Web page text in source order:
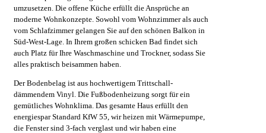
umzusetzen. Die offene Küche erfüllt die Ansprüche an
moderne Wohnkonzepte. Sowohl vom Wohnzimmer als auch
vom Schlafzimmer gelangen Sie auf den schönen Balkon in
Süd-West-Lage. In Ihrem großen schicken Bad findet sich
auch Platz für Ihre Waschmaschine und Trockner, sodass Sie
alles praktisch beisammen haben.
Der Bodenbelag ist aus hochwertigem Trittschall-
dämmendem Vinyl. Die Fußbodenheizung sorgt für ein
gemütliches Wohnklima. Das gesamte Haus erfüllt den
energiespar Standard KfW 55, wir heizen mit Wärmepumpe,
die Fenster sind 3-fach verglast und wir haben eine